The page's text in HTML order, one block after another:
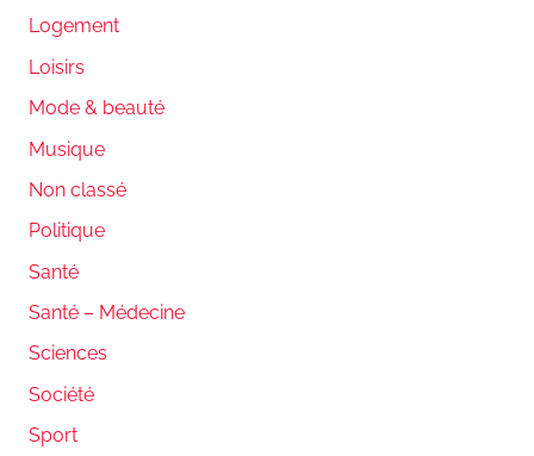
Logement
Loisirs
Mode & beauté
Musique
Non classé
Politique
Santé
Santé – Médecine
Sciences
Société
Sport